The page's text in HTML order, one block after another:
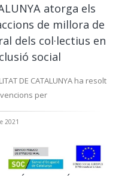
atorga els
de millora de
dels col·lectius en
social
DE CATALUNYA ha resolt
per
2021